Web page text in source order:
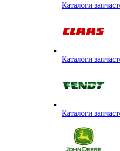
Каталоги
Каталоги
Каталоги